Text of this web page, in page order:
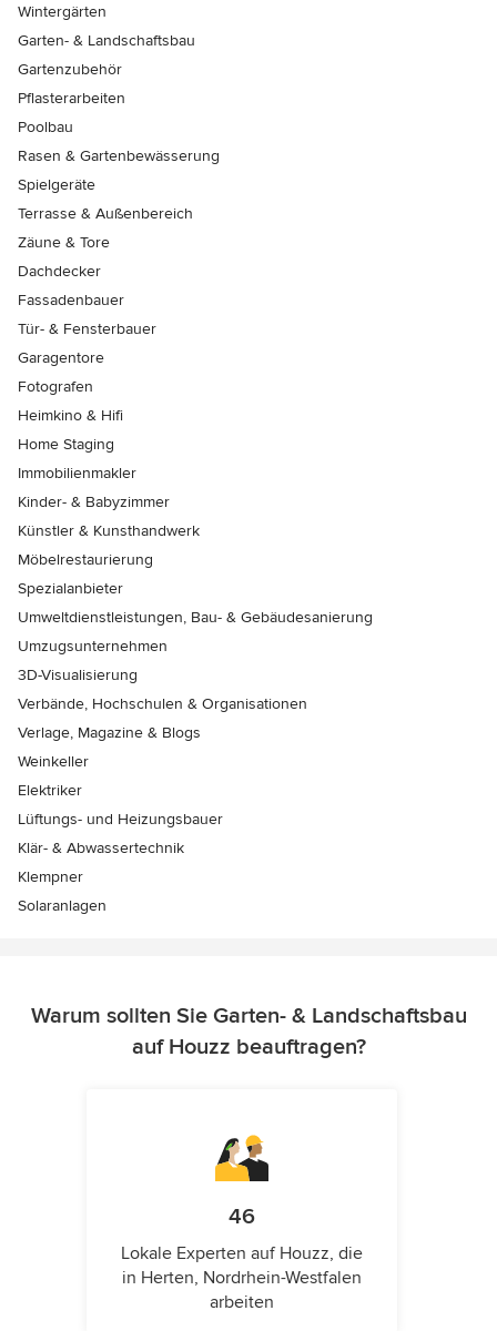
Wintergärten
Garten- & Landschaftsbau
Gartenzubehör
Pflasterarbeiten
Poolbau
Rasen & Gartenbewässerung
Spielgeräte
Terrasse & Außenbereich
Zäune & Tore
Dachdecker
Fassadenbauer
Tür- & Fensterbauer
Garagentore
Fotografen
Heimkino & Hifi
Home Staging
Immobilienmakler
Kinder- & Babyzimmer
Künstler & Kunsthandwerk
Möbelrestaurierung
Spezialanbieter
Umweltdienstleistungen, Bau- & Gebäudesanierung
Umzugsunternehmen
3D-Visualisierung
Verbände, Hochschulen & Organisationen
Verlage, Magazine & Blogs
Weinkeller
Elektriker
Lüftungs- und Heizungsbauer
Klär- & Abwassertechnik
Klempner
Solaranlagen
Warum sollten Sie Garten- & Landschaftsbau
auf Houzz beauftragen?
46
Lokale Experten auf Houzz, die
in Herten, Nordrhein-Westfalen
arbeiten